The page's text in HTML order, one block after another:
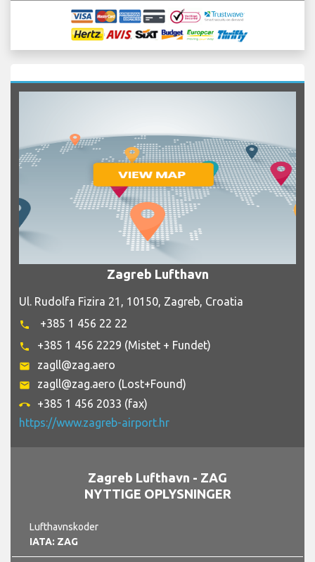
Zagreb Lufthavn
Ul. Rudolfa Fizira 21, 10150, Zagreb, Croatia
phone +385 1 456 22 22
phone +385 1 456 2229 (Mistet + Fundet)
email zagll@zag.aero
email zagll@zag.aero (Lost+Found)
call_end
+385 1 456 2033 (fax)
https://www.zagreb-airport.hr
Zagreb Lufthavn - ZAG
NYTTIGE OPLYSNINGER
Lufthavnskoder
IATA: ZAG